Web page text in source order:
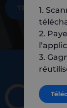
1.
2.
3.